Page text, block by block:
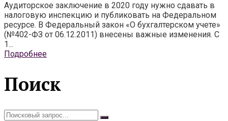
Аудиторское заключение в 2020 году нужно сдавать в
налоговую инспекцию и публиковать на Федеральном
ресурсе. В Федеральный закон «О бухгалтерском учете»
(№402-ФЗ от 06.12.2011) внесены важные изменения. С
1...
Подробнее
Поиск
Искать: